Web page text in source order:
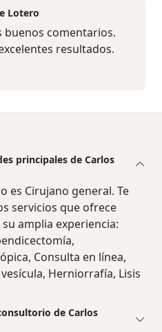
Lotero
buenos comentarios.
resultados.
principales de Carlos
es Cirujano general. Te
servicios que ofrece
amplia experiencia:
Consulta en línea,
Herniorrafía, Lisis
de Carlos